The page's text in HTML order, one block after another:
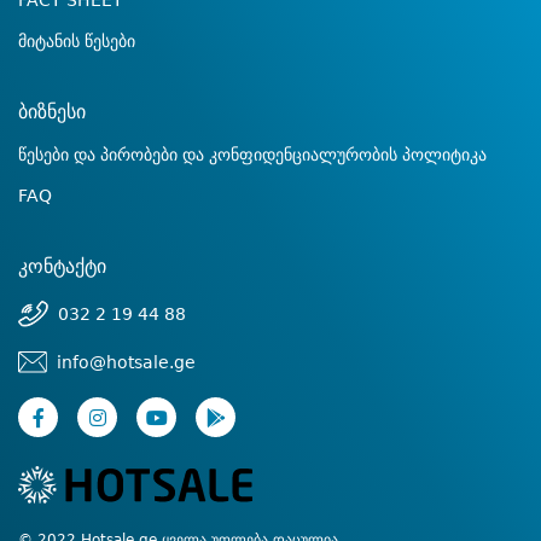
მიტანის წესები
ბიზნესი
წესები და პირობები და კონფიდენციალურობის პოლიტიკა
FAQ
კონტაქტი
032 2 19 44 88
info@hotsale.ge